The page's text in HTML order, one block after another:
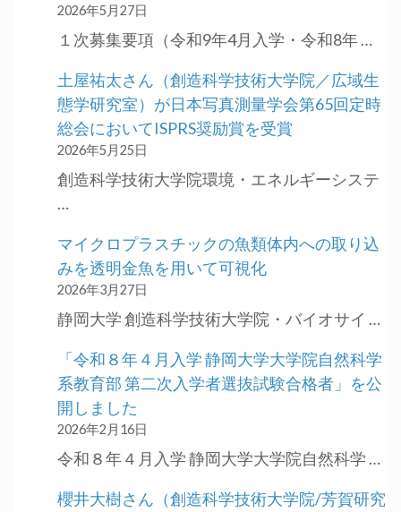
2026年5月27日
１次募集要項（令和9年4月入学・令和8年 …
土屋祐太さん（創造科学技術大学院／広域生
態学研究室）が日本写真測量学会第65回定時
総会においてISPRS奨励賞を受賞
2026年5月25日
創造科学技術大学院環境・エネルギーシステ
…
マイクロプラスチックの魚類体内への取り込
みを透明金魚を用いて可視化
2026年3月27日
静岡大学 創造科学技術大学院・バイオサイ …
「令和８年４月入学 静岡大学大学院自然科学
系教育部 第二次入学者選抜試験合格者」を公
開しました
2026年2月16日
令和８年４月入学 静岡大学大学院自然科学 …
櫻井大樹さん（創造科学技術大学院/芳賀研究